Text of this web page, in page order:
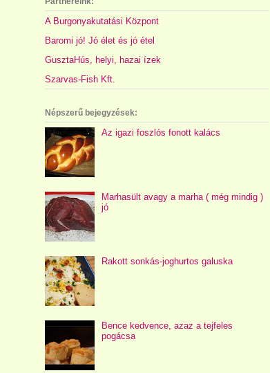
A Burgonyakutatási Központ
Baromi jó! Jó élet és jó étel
GusztaHús, helyi, hazai ízek
Szarvas-Fish Kft.
Népszerű bejegyzések:
Az igazi foszlós fonott kalács
Marhasült avagy a marha ( még mindig )
jó
Rakott sonkás-joghurtos galuska
Bence kedvence, azaz a tejfeles
pogácsa